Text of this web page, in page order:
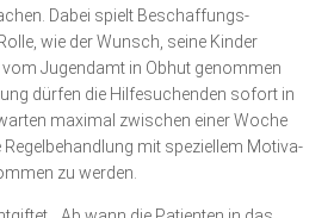
Dabei spielt Beschaf­fungs­
wie der Wunsch, seine Kinder
Jugendamt in Obhut ge­nommen
dürfen die Hilfe­suchenden sofort in
maximal zwischen einer Woche
Regel­behandlung mit speziellem Motiva­
zu werden.